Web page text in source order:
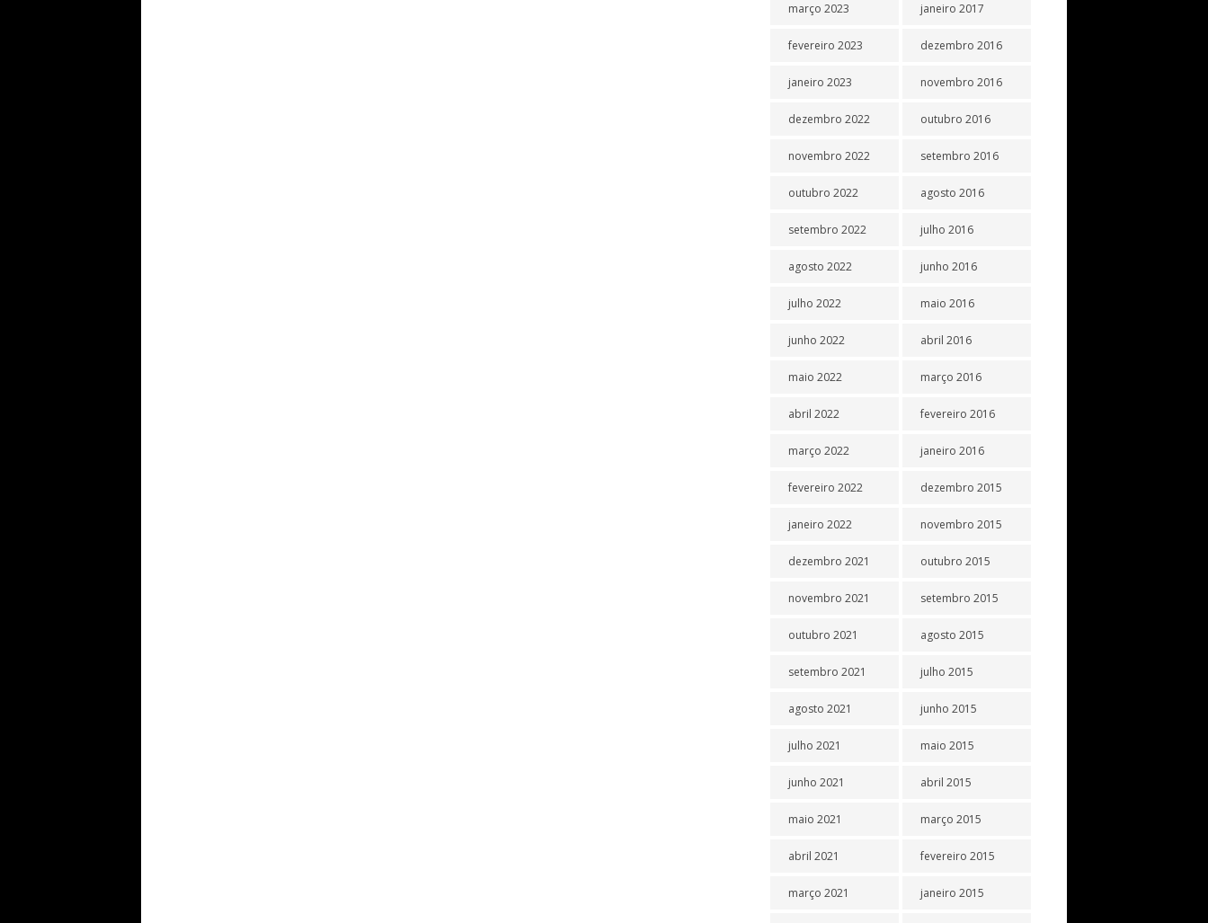
março 2023
fevereiro 2023
janeiro 2023
dezembro 2022
novembro 2022
outubro 2022
setembro 2022
agosto 2022
julho 2022
junho 2022
maio 2022
abril 2022
março 2022
fevereiro 2022
janeiro 2022
dezembro 2021
novembro 2021
outubro 2021
setembro 2021
agosto 2021
julho 2021
junho 2021
maio 2021
abril 2021
março 2021
janeiro 2017
dezembro 2016
novembro 2016
outubro 2016
setembro 2016
agosto 2016
julho 2016
junho 2016
maio 2016
abril 2016
março 2016
fevereiro 2016
janeiro 2016
dezembro 2015
novembro 2015
outubro 2015
setembro 2015
agosto 2015
julho 2015
junho 2015
maio 2015
abril 2015
março 2015
fevereiro 2015
janeiro 2015